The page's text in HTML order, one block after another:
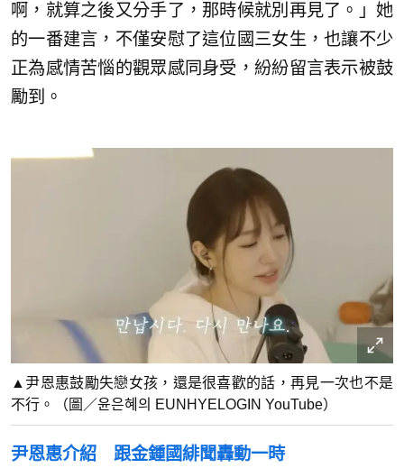
啊，就算之後又分手了，那時候就別再見了。」她
的一番建言，不僅安慰了這位國三女生，也讓不少
正為感情苦惱的觀眾感同身受，紛紛留言表示被鼓
勵到。
▲尹恩惠鼓勵失戀女孩，還是很喜歡的話，再見一次也不是
不行。（圖／윤은혜의 EUNHYELOGIN YouTube）
尹恩惠介紹 跟金鍾國緋聞轟動一時